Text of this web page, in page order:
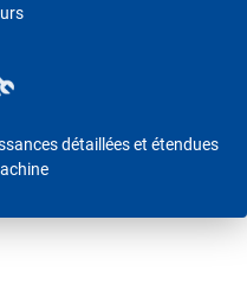
détaillées et étendues